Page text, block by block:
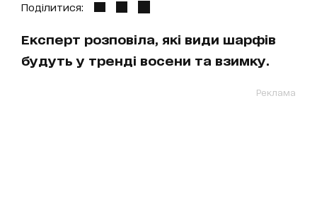
Поділитися:
Експерт розповіла, які види шарфів
будуть у тренді восени та взимку.
Реклама